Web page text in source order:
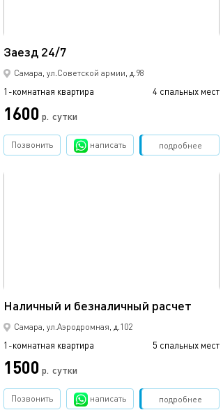
Заезд 24/7
Самара, ул.Советской армии, д.98
1-комнатная квартира 4 спальных мест
1600 р. сутки
подробнее
Позвонить написать Забронировать
Наличный и безналичный расчет
Самара, ул.Аэродромная, д.102
1-комнатная квартира 5 спальных мест
1500 р. сутки
подробнее
Позвонить написать Забронировать